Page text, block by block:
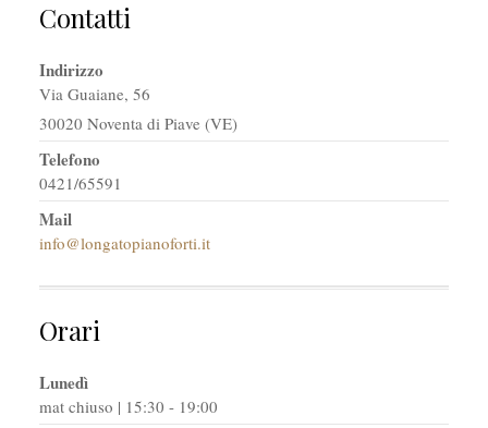
Contatti
Indirizzo
Via Guaiane, 56
30020 Noventa di Piave (VE)
Telefono
0421/65591
Mail
info@longatopianoforti.it
Orari
Lunedì
mat chiuso | 15:30 - 19:00